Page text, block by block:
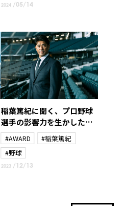
2024 /05/14
稲葉篤紀に聞く、プロ野球
選手の影響力を生かした北
海道日本ハムファイターズ
のスポーツ振興と地域課題
解決策
#AWARD
#稲葉篤紀
#野球
2023 /12/13